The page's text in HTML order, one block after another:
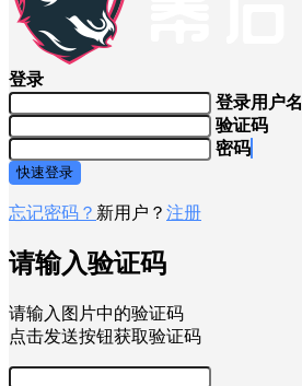
登录
登录用户名
验证码
密码
快速登录
忘记密码？ 新用户？ 注册
请输入验证码
请输入图片中的验证码
点击发送按钮获取验证码